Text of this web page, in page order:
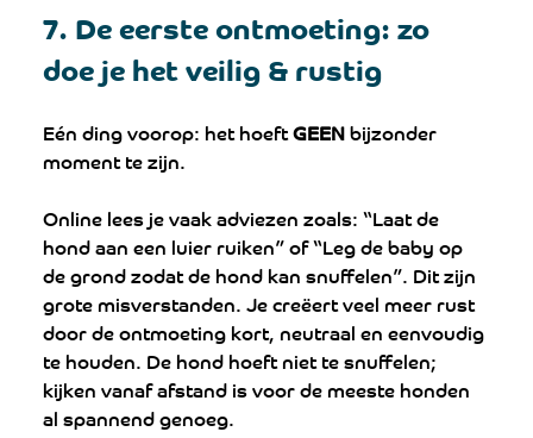
7. De eerste ontmoeting: zo
doe je het veilig & rustig
Eén ding voorop: het hoeft GEEN bijzonder
moment te zijn.
Online lees je vaak adviezen zoals: “Laat de
hond aan een luier ruiken” of “Leg de baby op
de grond zodat de hond kan snuffelen”. Dit zijn
grote misverstanden. Je creëert veel meer rust
door de ontmoeting kort, neutraal en eenvoudig
te houden. De hond hoeft niet te snuffelen;
kijken vanaf afstand is voor de meeste honden
al spannend genoeg.